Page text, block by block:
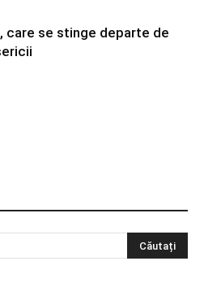
care se stinge departe de